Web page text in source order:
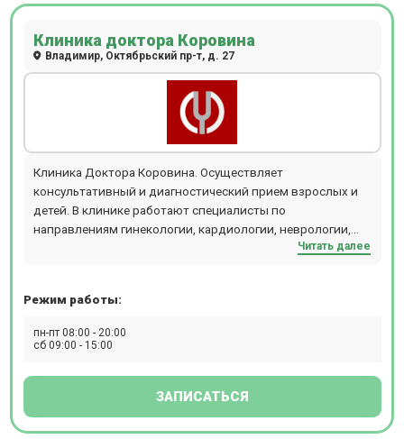
Клиника доктора Коровина
Владимир, Октябрьский пр-т, д. 27
Клиника Доктора Коровина. Осуществляет
консультативный и диагностический прием взрослых и
детей. В клинике работают специалисты по
направлениям гинекологии, кардиологии, неврологии,
терапии, нефрологии, ревматологии и многих других.
Читать далее
Режим работы:
пн-пт 08:00 - 20:00
сб 09:00 - 15:00
ЗАПИСАТЬСЯ